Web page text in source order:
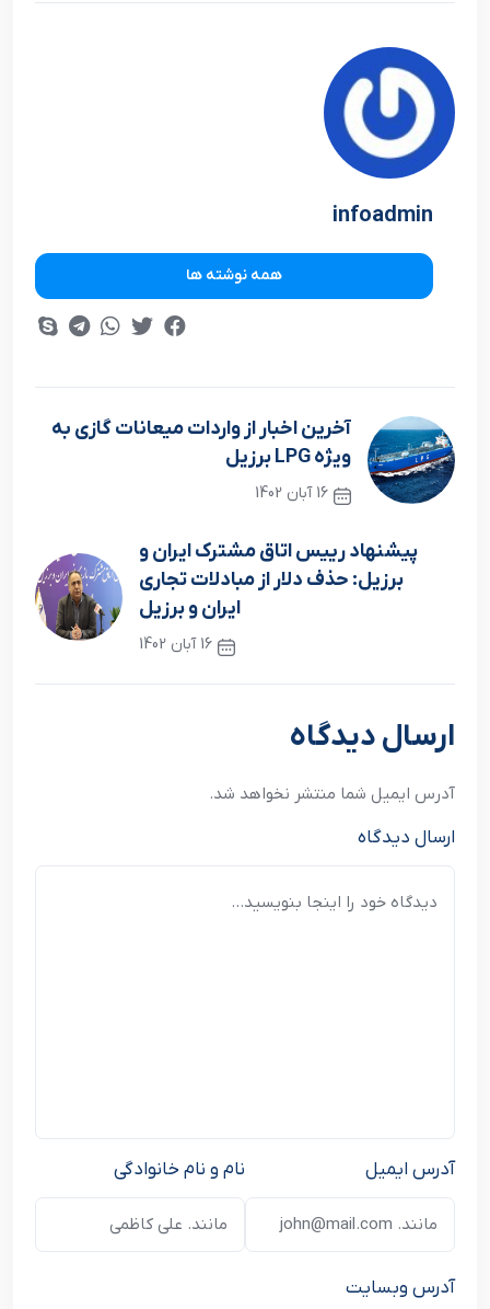
infoadmin
همه نوشته ها
آخرين اخبار از واردات ميعانات گازي به
ويژه LPG برزيل
16 آبان 1402
پيشنهاد رييس اتاق مشترک ايران و
برزيل: حذف دلار از مبادلات تجاري
ايران و برزيل
16 آبان 1402
نوشته بعدی
ارسال دیدگاه
آدرس ایمیل شما منتشر نخواهد شد.
ارسال دیدگاه
نام و نام خانوادگی آدرس ایمیل
آدرس وبسایت